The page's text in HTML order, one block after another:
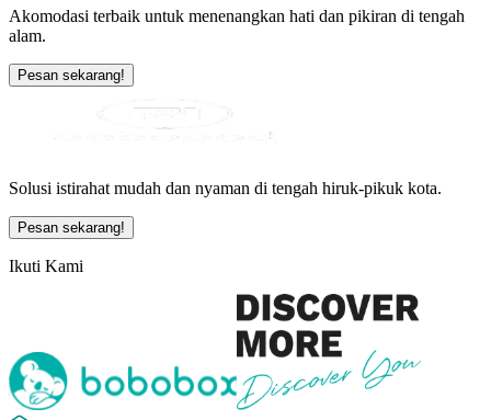
Akomodasi terbaik untuk menenangkan hati dan pikiran di tengah
alam.
Pesan sekarang!
Solusi istirahat mudah dan nyaman di tengah hiruk-pikuk kota.
Pesan sekarang!
Ikuti Kami